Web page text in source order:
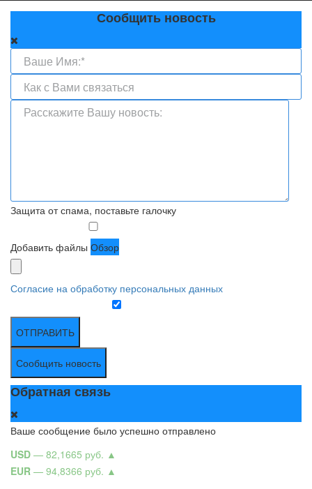
Сообщить новость
Защита от спама, поставьте галочку
Добавить файлы Обзор
Согласие на обработку персональных данных
ОТПРАВИТЬ
Сообщить новость
Обратная связь
Ваше сообщение было успешно отправлено
USD — 82,1665 руб. ▲
EUR — 94,8366 руб. ▲